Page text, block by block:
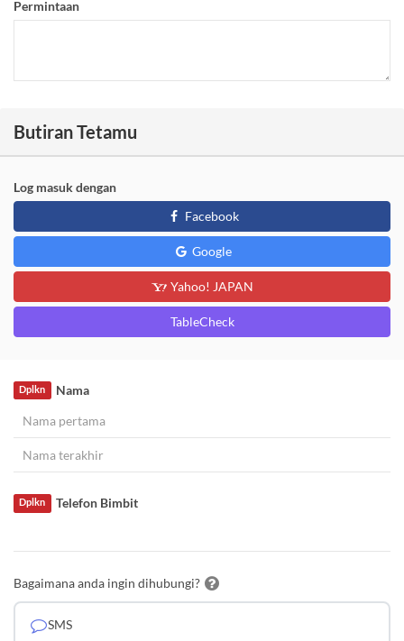
Permintaan
Butiran Tetamu
Log masuk dengan
Facebook
Google
Yahoo! JAPAN
TableCheck
Nama
Dplkn
Telefon Bimbit
Dplkn
Bagaimana anda ingin dihubungi?
SMS